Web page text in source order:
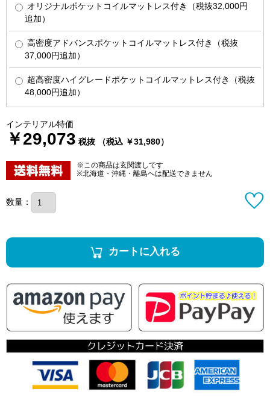
オリジナルポケットコイルマットレス付き（税抜32,000円
追加）
高密度アドバンスポケットコイルマットレス付き（税抜
37,000円追加）
超高密度ハイグレードポケットコイルマットレス付き（税抜
48,000円追加）
インテリアル特価
￥29,073 税抜 （税込 ￥31,980）
※この商品は玄関渡しです
※北海道・沖縄・離島へは配送できません
数量：
カートに入れる